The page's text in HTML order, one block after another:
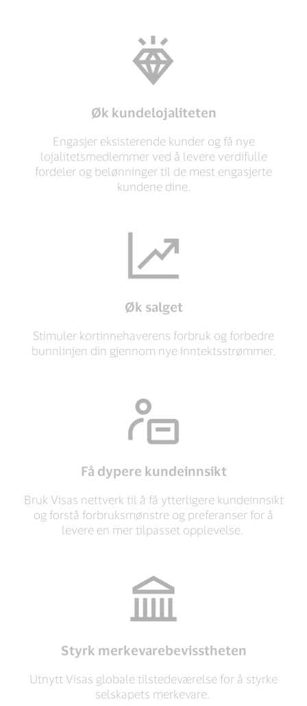
Øk kundelojaliteten
Engasjer eksisterende kunder og få nye
lojalitetsmedlemmer ved å levere verdifulle
fordeler og belønninger til de mest engasjerte
kundene dine.
Øk salget
Stimuler kortinnehaverens forbruk og forbedre
bunnlinjen din gjennom nye inntektsstrømmer.
Få dypere kundeinnsikt
Bruk Visas nettverk til å få ytterligere kundeinnsikt
og forstå forbruksmønstre og preferanser for å
levere en mer tilpasset opplevelse.
Styrk merkevarebevisstheten
Utnytt Visas globale tilstedeværelse for å styrke
selskapets merkevare.